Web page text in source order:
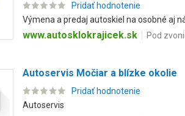
Pridať hodnotenie
Výmena a predaj autoskiel na osobné aj
www.autosklokrajicek.sk Pod
Autoservis Močiar a blízke okolie
Pridať hodnotenie
Autoservis